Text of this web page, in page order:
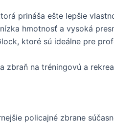
prináša ešte lepšie
hmotnosť a vysoká
ktoré sú ideálne pre
zbraň na tréningovú a
policajné zbrane